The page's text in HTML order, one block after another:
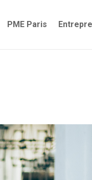
PME Paris